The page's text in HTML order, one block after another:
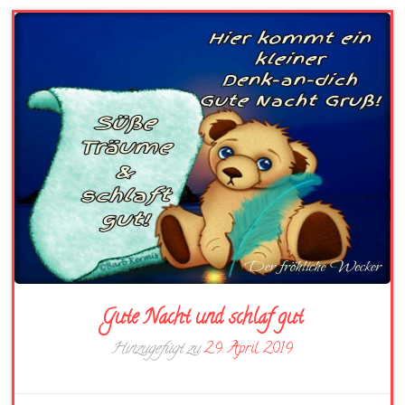
Gute Nacht und schlaf gut
Hinzugefügt zu29. April 2019